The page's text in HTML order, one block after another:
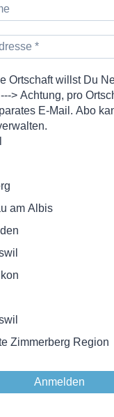
Ortschaft willst Du
> Achtung, pro
E-Mail. Abo
am Albis
Zimmerberg Region